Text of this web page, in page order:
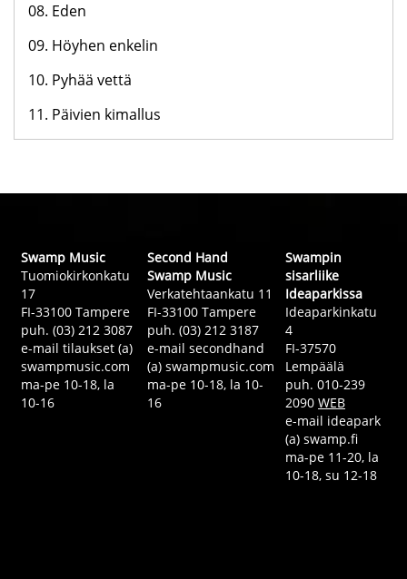
08. Eden
09. Höyhen enkelin
10. Pyhää vettä
11. Päivien kimallus
Swamp Music
Tuomiokirkonkatu
17
FI-33100 Tampere
puh. (03) 212 3087
e-mail tilaukset (a)
swampmusic.com
ma-pe 10-18, la
10-16
Second Hand
Swamp Music
Verkatehtaankatu 11
FI-33100 Tampere
puh. (03) 212 3187
e-mail secondhand
(a) swampmusic.com
ma-pe 10-18, la 10-
16
Swampin
sisarliike
Ideaparkissa
Ideaparkinkatu
4
FI-37570
Lempäälä
puh. 010-239
2090 WEB
e-mail ideapark
(a) swamp.fi
ma-pe 11-20, la
10-18, su 12-18